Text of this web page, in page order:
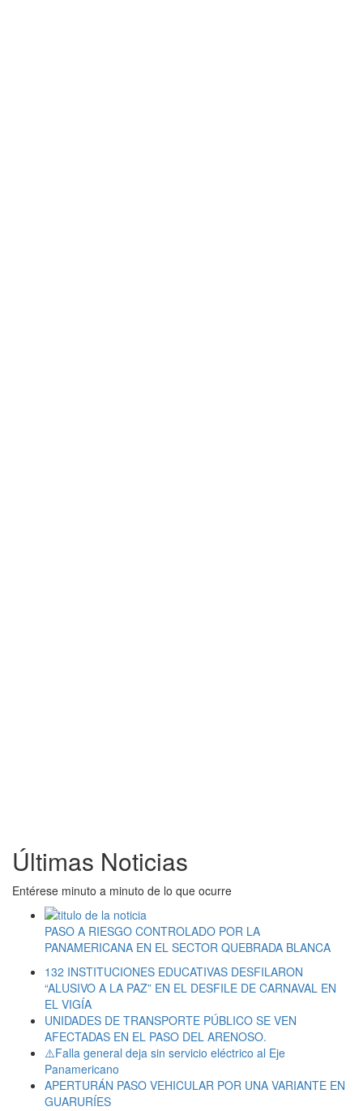
Últimas Noticias
Entérese minuto a minuto de lo que ocurre
PASO A RIESGO CONTROLADO POR LA
PANAMERICANA EN EL SECTOR QUEBRADA BLANCA
132 INSTITUCIONES EDUCATIVAS DESFILARON
“ALUSIVO A LA PAZ” EN EL DESFILE DE CARNAVAL EN
EL VIGÍA
UNIDADES DE TRANSPORTE PÚBLICO SE VEN
AFECTADAS EN EL PASO DEL ARENOSO.
⚠️Falla general deja sin servicio eléctrico al Eje
Panamericano
APERTURÁN PASO VEHICULAR POR UNA VARIANTE EN
GUARURÍES